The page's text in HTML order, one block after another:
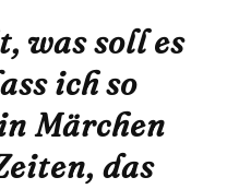
was soll es
ich so
Märchen
das